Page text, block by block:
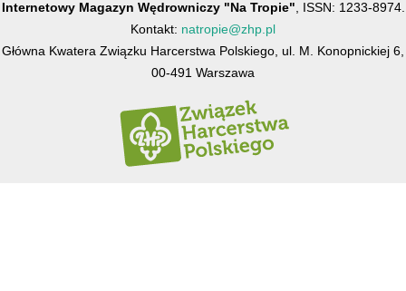
Internetowy Magazyn Wędrowniczy "Na Tropie" , ISSN: 1233-8974.
Kontakt: natropie@zhp.pl
Główna Kwatera Związku Harcerstwa Polskiego, ul. M. Konopnickiej 6,
00-491 Warszawa